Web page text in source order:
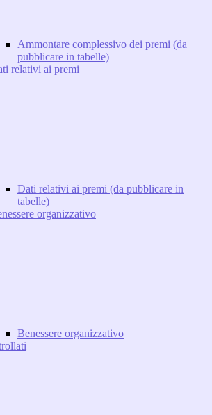
Ammontare complessivo dei premi (da
pubblicare in tabelle)
relativi ai premi
Dati relativi ai premi (da pubblicare in
tabelle)
organizzativo
Benessere organizzativo